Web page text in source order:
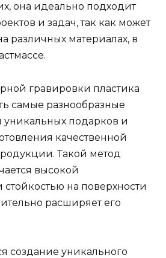
она идеально подходит
и задач, так как может
различных материалах, в
гравировки пластика
самые разнообразные
уникальных подарков и
качественной
Такой метод
высокой
на поверхности
расширяет его
создание уникального